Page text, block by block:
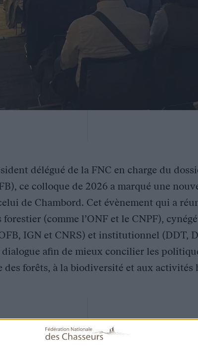
délégué de la FNC en charge du
ce colloque de 2026 a marqué une
de Chambord. Cet évènement qui a
(comme l’ONF et le CNPF),
IGN et CNRS) et institutionnel (DDT,
afin de mieux concilier les
des forêts, à la biodiversité et aux activités